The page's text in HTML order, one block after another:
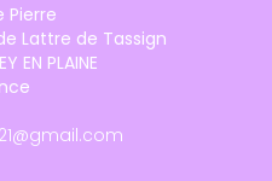
Pierre
Lattre de Tassign
EN PLAINE